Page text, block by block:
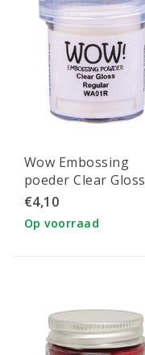
Wow Embossing
poeder Clear Gloss
€4,10
Op voorraad